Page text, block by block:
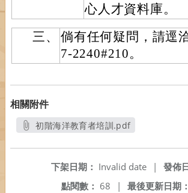
心人才資料庫。
三、
倘有任何疑問，請逕
7-2240#210。
相關附件
初階海洋教育者培訓.pdf
發佈
下架日期： Invalid date
|
最後更新日期：
點閱數： 68 |